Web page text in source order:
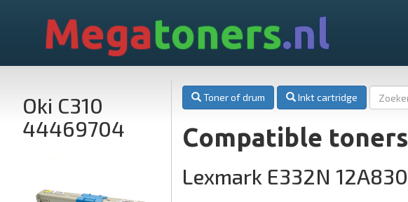
Megatoners.nl
Oki C310
44469704
Toner of drum Inkt cartridge
Compatible
Lexmark E332N